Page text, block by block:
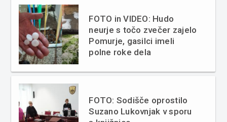
FOTO in VIDEO: Hudo
neurje s točo zvečer zajelo
Pomurje, gasilci imeli
polne roke dela
FOTO: Sodišče oprostilo
Suzano Lukovnjak v sporu